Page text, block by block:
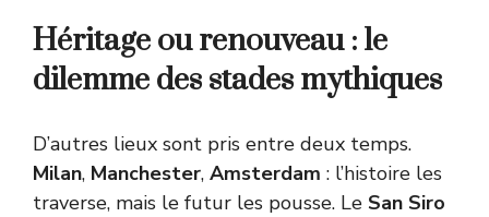
Héritage ou renouveau : le
dilemme des stades mythiques
D’autres lieux sont pris entre deux temps.
Milan, Manchester, Amsterdam : l’histoire les
traverse, mais le futur les pousse. Le San Siro